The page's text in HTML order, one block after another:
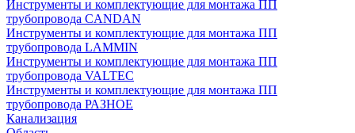
Инструменты и комплектующие для монтажа ПП
трубопровода CANDAN
Инструменты и комплектующие для монтажа ПП
трубопровода LAMMIN
Инструменты и комплектующие для монтажа ПП
трубопровода VALTEC
Инструменты и комплектующие для монтажа ПП
трубопровода РАЗНОЕ
Канализация